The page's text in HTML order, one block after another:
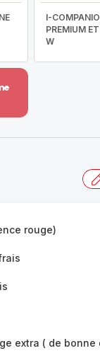
I-
PREMIUM
W
rouge)
extra ( de bonne